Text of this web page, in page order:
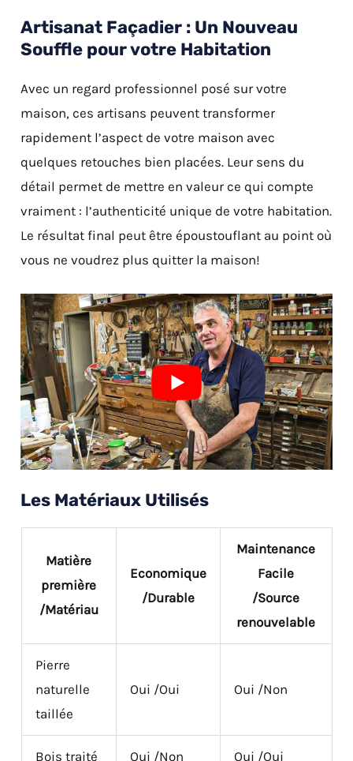
Artisanat Façadier : Un Nouveau
Souffle pour votre Habitation
Avec un regard professionnel posé sur votre
maison, ces artisans peuvent transformer
rapidement l’aspect de votre maison avec
quelques retouches bien placées. Leur sens du
détail permet de mettre en valeur ce qui compte
vraiment : l’authenticité unique de votre habitation.
Le résultat final peut être époustouflant au point où
vous ne voudrez plus quitter la maison!
Les Matériaux Utilisés
Matière
première
/Matériau
Economique
/Durable
Maintenance
Facile
/Source
renouvelable
Pierre
naturelle
taillée
Oui /Oui Oui /Non
Bois traité Oui /Non Oui /Oui